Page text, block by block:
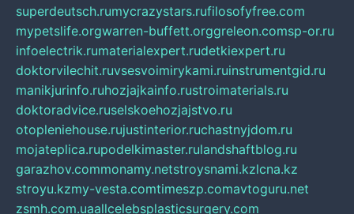
superdeutsch.rumycrazystars.rufilosofyfree.com
mypetslife.orgwarren-buffett.orggreleon.comsp-or.ru
infoelectrik.rumaterialexpert.rudetkiexpert.ru
doktorvilechit.ruvsesvoimirykami.ruinstrumentgid.ru
manikjurinfo.ruhozjajkainfo.rustroimaterials.ru
doktoradvice.ruselskoehozjajstvo.ru
otopleniehouse.rujustinterior.ruchastnyjdom.ru
mojateplica.rupodelkimaster.rulandshaftblog.ru
garazhov.commonamy.netstroysnami.kzlcna.kz
stroyu.kzmy-vesta.comtimeszp.comavtoguru.net
zsmh.com.uaallcelebsplasticsurgery.com